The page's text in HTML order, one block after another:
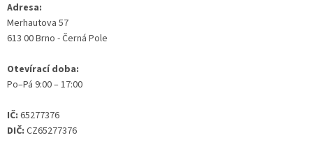
Adresa:
Merhautova 57
613 00 Brno - Černá Pole
Otevírací doba:
Po–Pá 9:00 – 17:00
IČ: 65277376
DIČ: CZ65277376